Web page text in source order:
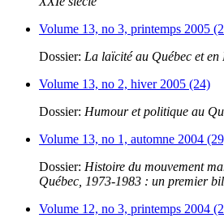
Volume 13, no 3, printemps 2005
Dossier: La laïcité au Québec et en
Volume 13, no 2, hiver 2005 (24)
Dossier: Humour et politique au
Volume 13, no 1, automne 2004
Dossier: Histoire du mouvement
Québec, 1973-1983 : un premier
Volume 12, no 3, printemps 2004